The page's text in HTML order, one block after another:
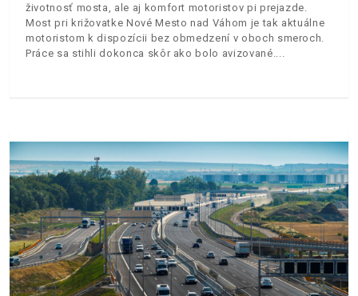
životnosť mosta, ale aj komfort motoristov pi prejazde.
Most pri križovatke Nové Mesto nad Váhom je tak aktuálne
motoristom k dispozícii bez obmedzení v oboch smeroch.
Práce sa stihli dokonca skôr ako bolo avizované.